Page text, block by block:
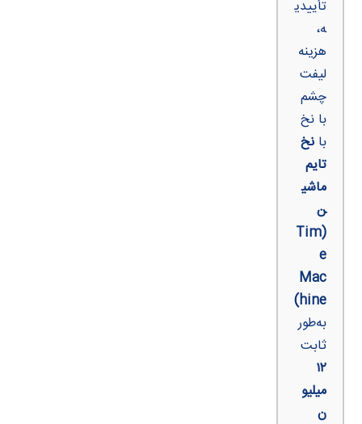
تأییدی
ه،
هزینه
لیفت
چشم
با نخ
بانخ
تایم
ماشی
ن
(Tim
e
Mac
hine)
به‌طور
ثابت
۱۲
میلیو
ن